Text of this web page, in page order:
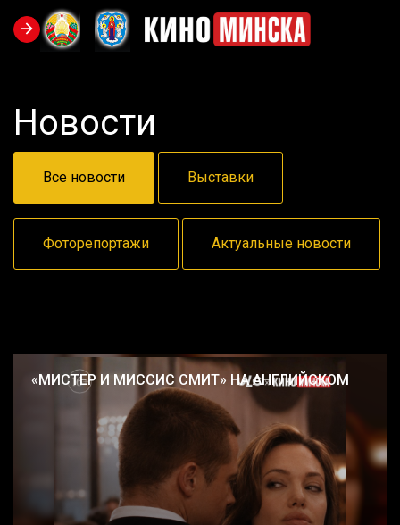
Новости
Все новости Выставки
Фоторепортажи Актуальные новости
«МИСТЕР И МИССИС СМИТ» НА АНГЛИЙСКОМ